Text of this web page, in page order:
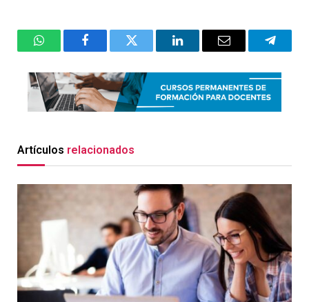
WhatsAppFacebookTwitter LinkedInEmail
Artículos relacionados